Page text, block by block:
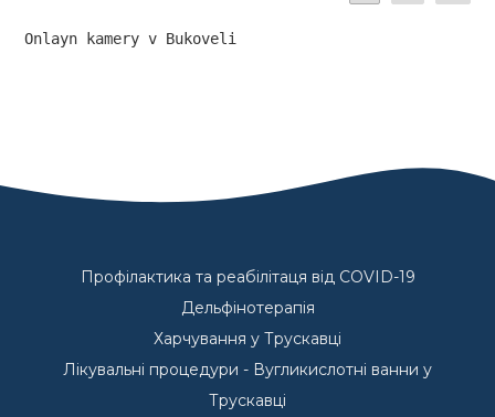
Onlayn kamery v Bukoveli
Профілактика та реабілітаця від COVID-19
Дельфінотерапія
Харчування у Трускавці
Лікувальні процедури - Вугликислотні ванни у
Трускавці